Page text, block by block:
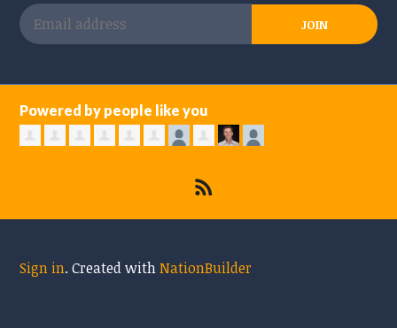
Powered by people like you
Sign in.Created withNationBuilder